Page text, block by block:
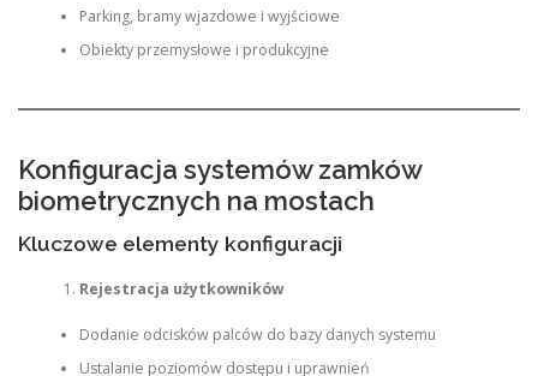
Parking, bramy wjazdowe i wyjściowe
Obiekty przemysłowe i produkcyjne
Konfiguracja systemów zamków
biometrycznych na mostach
Kluczowe elementy konfiguracji
Rejestracja użytkowników
Dodanie odcisków palców do bazy danych systemu
Ustalanie poziomów dostępu i uprawnień